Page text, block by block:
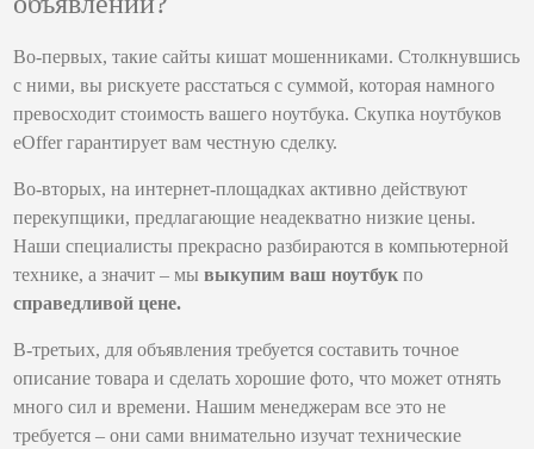
Во-первых, такие сайты кишат мошенниками. Столкнувшись
с ними, вы рискуете расстаться с суммой, которая намного
превосходит стоимость вашего ноутбука. Скупка ноутбуков
eOffer гарантирует вам честную сделку.
Во-вторых, на интернет-площадках активно действуют
перекупщики, предлагающие неадекватно низкие цены.
Наши специалисты прекрасно разбираются в компьютерной
технике, а значит – мывыкупим ваш ноутбук по
справедливой цене.
В-третьих, для объявления требуется составить точное
описание товара и сделать хорошие фото, что может отнять
много сил и времени. Нашим менеджерам все это не
требуется – они сами внимательно изучат технические